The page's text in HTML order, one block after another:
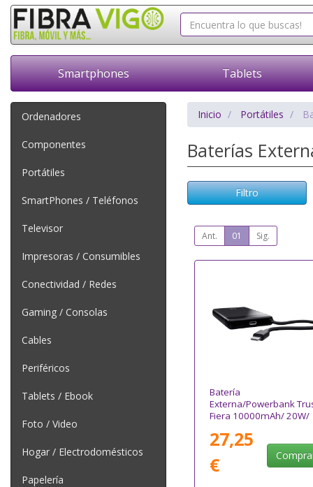
Smartphones Tablets
Ordenadores
Componentes
Portátiles
SmartPhones / Teléfonos
Televisor
Impresoras / Consumibles
Conectividad / Redes
Gaming / Consolas
Cables
Periféricos
Tablets / Ebook
Foto / Video
Hogar / Electrodomésticos
Papelería
Inicio Portátiles
Baterías
Filtro
Ant. 01 Sig.
Batería
Externa/Powerbank
Fiera 10000mAh/ 20W/
27,25
€